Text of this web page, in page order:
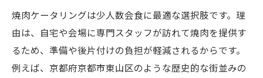
焼肉ケータリングは少人数会食に最適な選択肢です。理
由は、自宅や会場に専門スタッフが訪れて焼肉を提供す
るため、準備や後片付けの負担が軽減されるからです。
例えば、京都府京都市東山区のような歴史的な街並みの